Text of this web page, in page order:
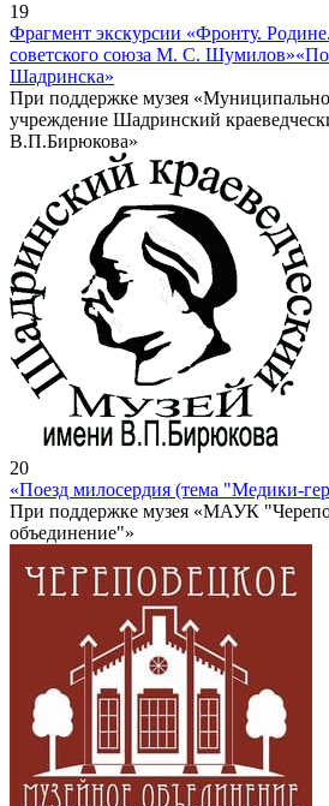
19
Фрагмент экскурсии «Фронту.
советского союза М. С. Шумилов»
Шадринска»
При поддержке музея
учреждение Шадринский
В.П.Бирюкова»
20
«Поезд милосердия (тема "Медики-
При поддержке музея «МАУК
объединение"»